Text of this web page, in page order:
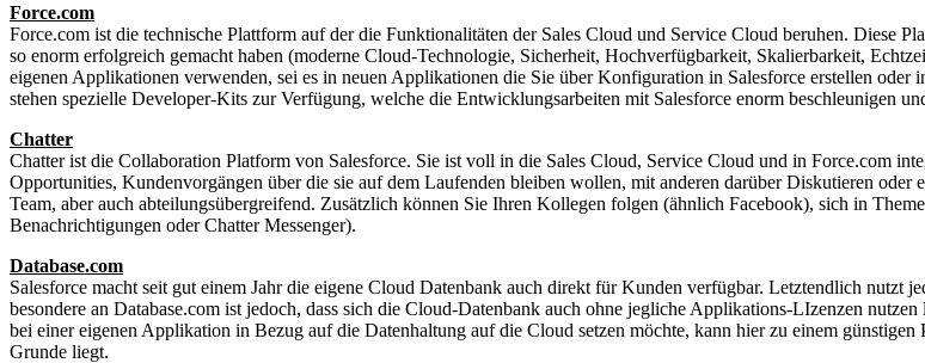
Force.com
Force.com ist die technische Plattform auf der die Funktionalitäten der Sales Cloud und Service Cloud beruhen. Diese
so enorm erfolgreich gemacht haben (moderne Cloud-Technologie, Sicherheit, Hochverfügbarkeit, Skalierbarkeit,
eigenen Applikationen verwenden, sei es in neuen Applikationen die Sie über Konfiguration in Salesforce erstellen
stehen spezielle Developer-Kits zur Verfügung, welche die Entwicklungsarbeiten mit Salesforce enorm beschleunigen
Chatter
Chatter ist die Collaboration Platform von Salesforce. Sie ist voll in die Sales Cloud, Service Cloud und in Force.com
Opportunities, Kundenvorgängen über die sie auf dem Laufenden bleiben wollen, mit anderen darüber Diskutieren
Team, aber auch abteilungsübergreifend. Zusätzlich können Sie Ihren Kollegen folgen (ähnlich Facebook), sich in
Benachrichtigungen oder Chatter Messenger).
Database.com
Salesforce macht seit gut einem Jahr die eigene Cloud Datenbank auch direkt für Kunden verfügbar. Letztendlich
besondere an Database.com ist jedoch, dass sich die Cloud-Datenbank auch ohne jegliche Applikations-LIzenzen
bei einer eigenen Applikation in Bezug auf die Datenhaltung auf die Cloud setzen möchte, kann hier zu einem
Grunde liegt.